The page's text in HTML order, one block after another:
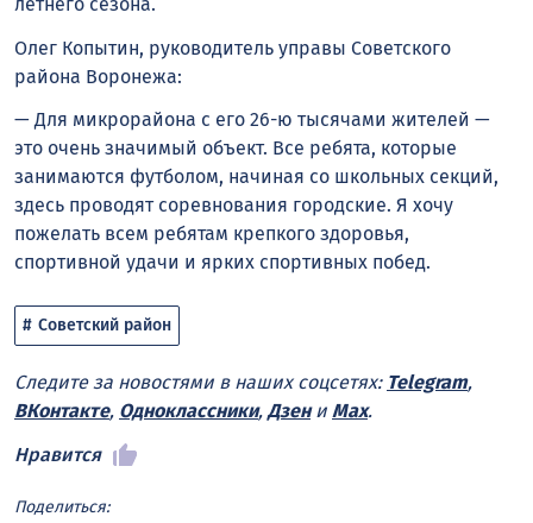
Олег Копытин, руководитель управы Советского
района Воронежа:
— Для микрорайона с его 26-ю тысячами жителей —
это очень значимый объект. Все ребята, которые
занимаются футболом, начиная со школьных секций,
здесь проводят соревнования городские. Я хочу
пожелать всем ребятам крепкого здоровья,
спортивной удачи и ярких спортивных побед.
Советский район
Следите за новостями в наших соцсетях: Telegram,
ВКонтакте, Одноклассники, Дзени Max.
Нравится
Поделиться: